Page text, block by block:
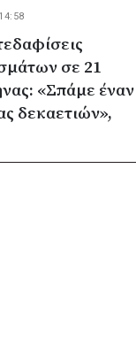
σε 21
έναν
δεκαετιών»,